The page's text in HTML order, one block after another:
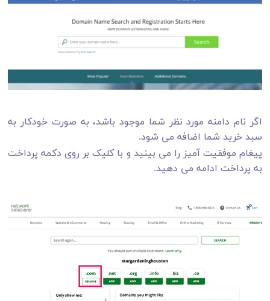
اگر نام دامنه مورد نظر شما موجود باشد، به صورت خودکار به
سبد خرید شما اضافه می شود.
پیغام موفقیت آمیز را می بینید و با کلیک بر روی دکمه پرداخت
به پرداخت ادامه می دهید.